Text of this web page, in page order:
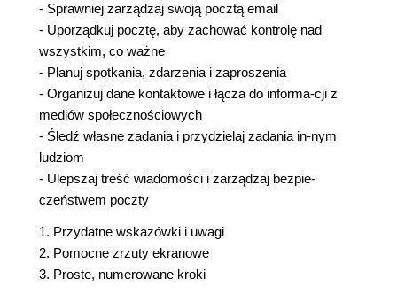
- Sprawniej zarządzaj swoją pocztą email
- Uporządkuj pocztę, aby zachować kontrolę nad
wszystkim, co ważne
- Planuj spotkania, zdarzenia i zaproszenia
- Organizuj dane kontaktowe i łącza do informa-cji z
mediów społecznościowych
- Śledź własne zadania i przydzielaj zadania in-nym
ludziom
- Ulepszaj treść wiadomości i zarządzaj bezpie-
czeństwem poczty
1. Przydatne wskazówki i uwagi
2. Pomocne zrzuty ekranowe
3. Proste, numerowane kroki